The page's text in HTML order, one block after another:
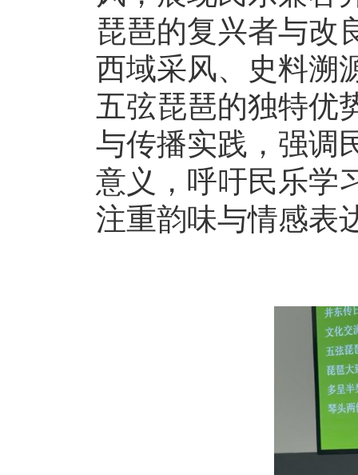
琵琶的复兴者与改
西域采风、史料溯
五弦琵琶的独特优
与传播实践，强调
意义，呼吁民乐学
注重韵味与情感表